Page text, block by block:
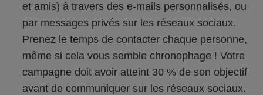
et amis) à travers des e-mails personnalisés, ou
par messages privés sur les réseaux sociaux.
Prenez le temps de contacter chaque personne,
même si cela vous semble chronophage ! Votre
campagne doit avoir atteint 30 % de son objectif
avant de communiquer sur les réseaux sociaux.